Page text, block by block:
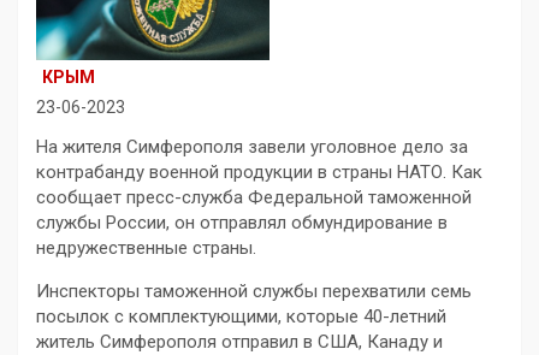
КРЫМ
23-06-2023
На жителя Симферополя завели уголовное дело за
контрабанду военной продукции в страны НАТО. Как
сообщает пресс-служба Федеральной таможенной
службы России, он отправлял обмундирование в
недружественные страны.
Инспекторы таможенной службы перехватили семь
посылок с комплектующими, которые 40-летний
житель Симферополя отправил в США, Канаду и